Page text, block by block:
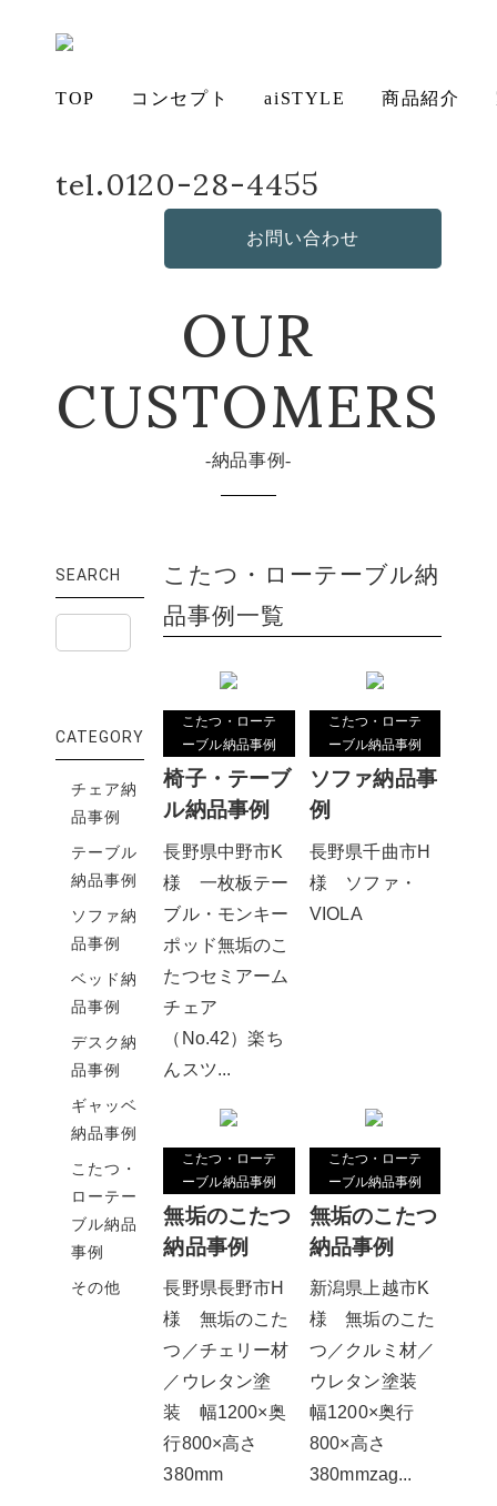
TOP コンセプト
いて
保証につ
aiSTYLE 商品紹介
ソフ
ベッ
デス
造
ファ
tel.0120-28-4455
お問い合わせ
こたつ・ローテーブル納品事例
OUR
CUSTOMERS
納品事例
こたつ・ローテーブル納
品事例一覧
こたつ・ローテ
ーブル納品事例
椅子・テーブ
ル納品事例
長野県中野市K
様 一枚板テー
ブル・モンキー
ポッド無垢のこ
たつセミアーム
チェア
（No.42）楽ち
んスツ...
こたつ・ローテ
ーブル納品事例
ソファ納品事
例
長野県千曲市H
様 ソファ・
VIOLA
こたつ・ローテ
ーブル納品事例
無垢のこたつ
納品事例
長野県長野市H
様 無垢のこた
つ／チェリー材
／ウレタン塗
装 幅1200×奥
行800×高さ
380mm
こたつ・ローテ
ーブル納品事例
無垢のこたつ
納品事例
新潟県上越市K
様 無垢のこた
つ／クルミ材／
ウレタン塗装
幅1200×奥行
800×高さ
380mmzag...
SEARCH
CATEGORY
チェア納
品事例
テーブル
納品事例
ソファ納
品事例
ベッド納
品事例
デスク納
品事例
ギャッベ
納品事例
こたつ・
ローテー
ブル納品
事例
その他